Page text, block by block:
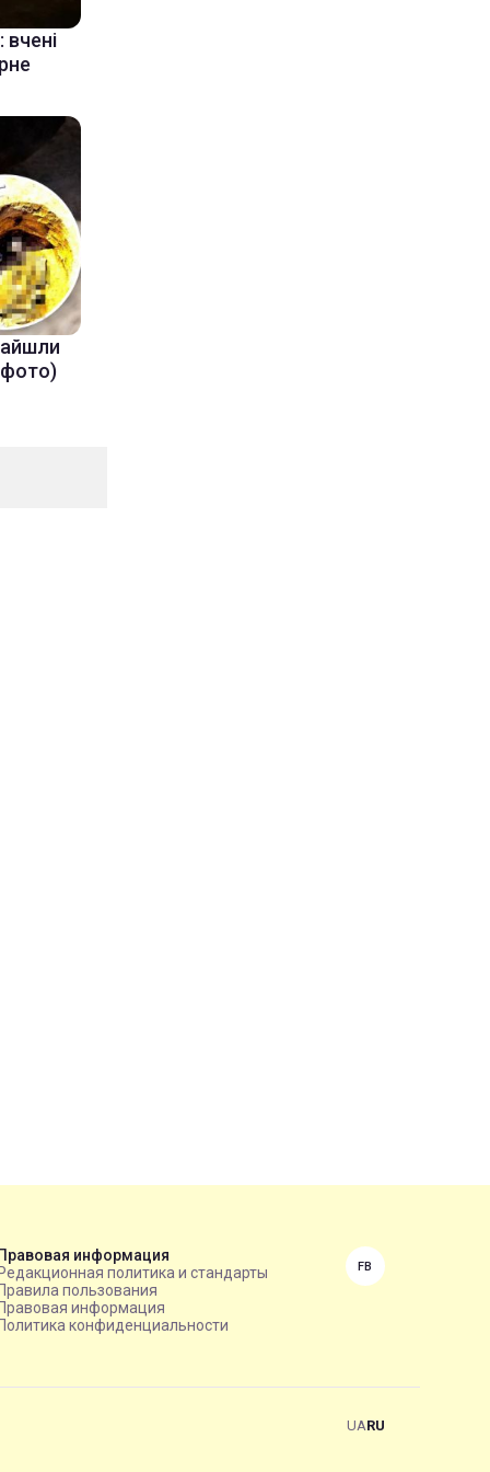
информация
политика и стандарты
пользования
информация
конфиденциальности
FB
UARU